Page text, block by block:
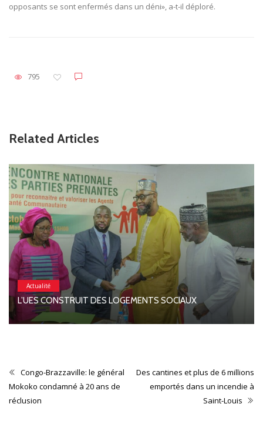
opposants se sont enfermés dans un déni», a-t-il déploré.
795
Related Articles
Actualité
L’UES CONSTRUIT DES LOGEMENTS SOCIAUX
Congo-Brazzaville: le général
Mokoko condamné à 20 ans de
réclusion
Des cantines et plus de 6 millions
emportés dans un incendie à
Saint-Louis